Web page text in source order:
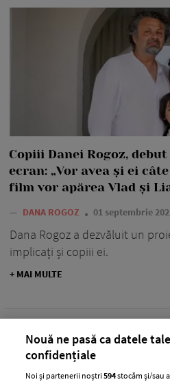
Copiii Danei Rogoz,
ecran: „Vor avea și ei
film vor apărea Vlad și
— DANA ROGOZ 01 septembrie
Dana Rogoz a dezvăluit un
implicați și copiii ei.
+ MAI MULTE
Nouă ne pasă ca datele
confidențiale
Noi și partenerii noștri594stocăm și/sau